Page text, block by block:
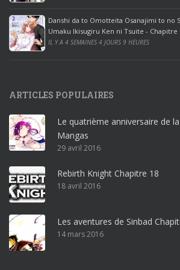
e
2
0
1
r
o
ff
i
c
e
3
r
Danshi da to Omotteita Osanajimi to no
Umaku Ikisugiru Ken ni Tsuite - Chapitre
IL Y A 4 SEMAINES 4 JOURS 9 HEURES
ARTICLES POPULAIRES
Le quatrième anniversaire de
Mangas
29 avril 2016
Rebirth Knight Chapitre 18
18 avril 2016
Les aventures de Sinbad
14 mars 2016